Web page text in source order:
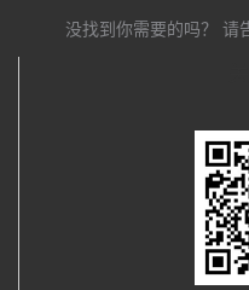
没找到你需要的吗？ 请